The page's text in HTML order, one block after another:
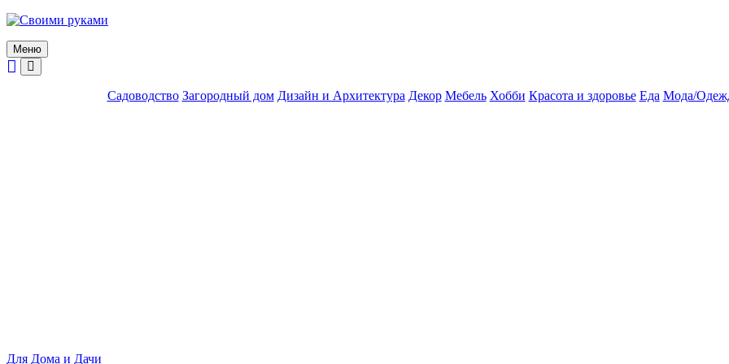
Skip
content
Меню
Садоводство Загородный дом Дизайн и Архитектура Декор Мебель Хобби Красота и здоровье Еда Мода/
Для Дома и Дачи